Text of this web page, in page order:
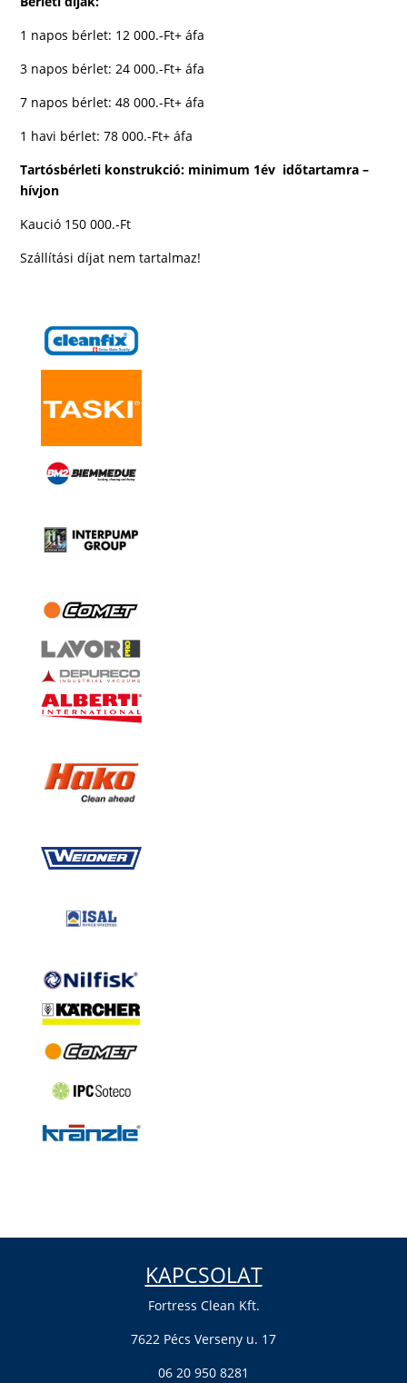
1 napos bérlet: 12 000.-Ft+ áfa
3 napos bérlet: 24 000.-Ft+ áfa
7 napos bérlet: 48 000.-Ft+ áfa
1 havi bérlet: 78 000.-Ft+ áfa
Tartósbérleti konstrukció: minimum 1év időtartamra –
hívjon
Kaució 150 000.-Ft
Szállítási díjat nem tartalmaz!
KAPCSOLAT
Fortress Clean Kft.
7622 Pécs Verseny u. 17
06 20 950 8281